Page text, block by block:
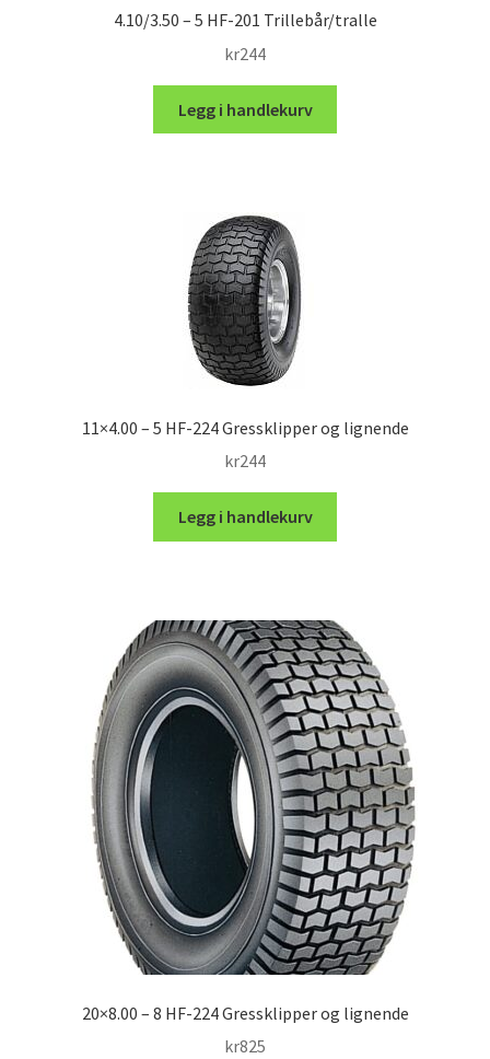
4.10/3.50 – 5 HF-201 Trillebår/tralle
kr244
Legg i handlekurv
11×4.00 – 5 HF-224 Gressklipper og lignende
kr244
Legg i handlekurv
20×8.00 – 8 HF-224 Gressklipper og lignende
kr825